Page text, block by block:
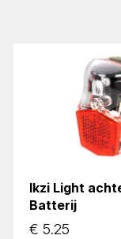
Ikzi Light
Batterij
€ 5.25